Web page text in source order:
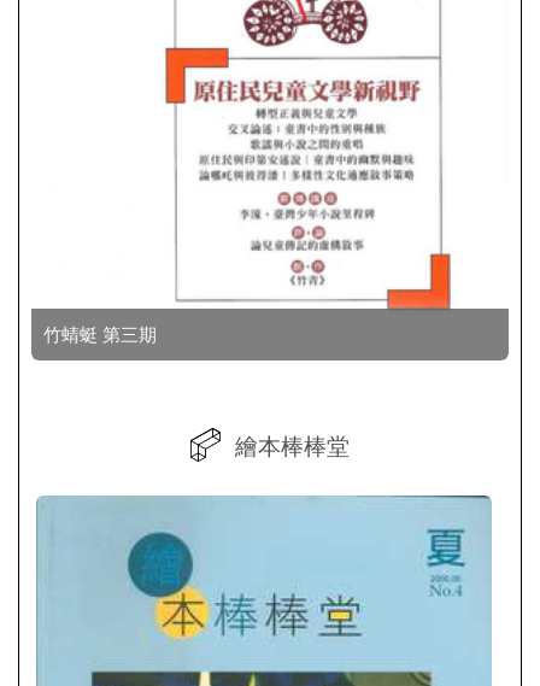
竹蜻蜓 第三期
繪本棒棒堂
繪本棒棒堂 第十六期